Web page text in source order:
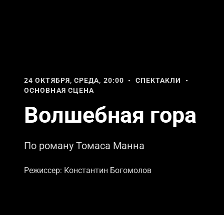
24 ОКТЯБРЯ, СРЕДА, 20:00 • СПЕКТАКЛИ •
ОСНОВНАЯ СЦЕНА
Волшебная гора
По роману Томаса Манна
Режиссер: Константин Богомолов